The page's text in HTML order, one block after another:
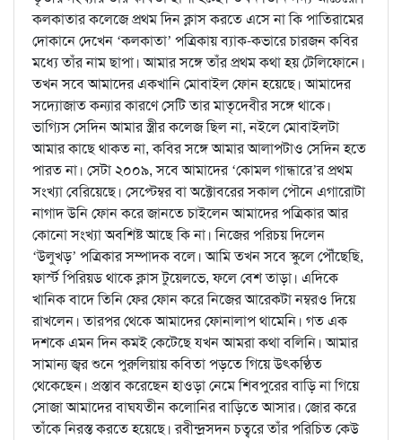
কলকাতার কলেজে প্রথম দিন ক্লাস করতে এসে না কি পাতিরামের
দোকানে দেখেন ‘কলকাতা’ পত্রিকায় ব্যাক-কভারে চারজন কবির
মধ্যে তাঁর নাম ছাপা। আমার সঙ্গে তাঁর প্রথম কথা হয় টেলিফোনে।
তখন সবে আমাদের একখানি মোবাইল ফোন হয়েছে। আমাদের
সদ্যোজাত কন্যার কারণে সেটি তার মাতৃদেবীর সঙ্গে থাকে।
ভাগ্যিস সেদিন আমার স্ত্রীর কলেজ ছিল না, নইলে মোবাইলটা
আমার কাছে থাকত না, কবির সঙ্গে আমার আলাপটাও সেদিন হতে
পারত না। সেটা ২০০৯, সবে আমাদের ‘কোমল গান্ধারে’র প্রথম
সংখ্যা বেরিয়েছে। সেপ্টেম্বর বা অক্টোবরের সকাল পৌনে এগারোটা
নাগাদ উনি ফোন করে জানতে চাইলেন আমাদের পত্রিকার আর
কোনো সংখ্যা অবশিষ্ট আছে কি না। নিজের পরিচয় দিলেন
‘উলুখড়’ পত্রিকার সম্পাদক বলে। আমি তখন সবে স্কুলে পৌঁছেছি,
ফার্স্ট পিরিয়ড থাকে ক্লাস টুয়েলভে, ফলে বেশ তাড়া। এদিকে
খানিক বাদে তিনি ফের ফোন করে নিজের আরেকটা নম্বরও দিয়ে
রাখলেন। তারপর থেকে আমাদের ফোনালাপ থামেনি। গত এক
দশকে এমন দিন কমই কেটেছে যখন আমরা কথা বলিনি। আমার
সামান্য জ্বর শুনে পুরুলিয়ায় কবিতা পড়তে গিয়ে উৎকণ্ঠিত
থেকেছেন। প্রস্তাব করেছেন হাওড়া নেমে শিবপুরের বাড়ি না গিয়ে
সোজা আমাদের বাঘযতীন কলোনির বাড়িতে আসার। জোর করে
তাঁকে নিরস্ত করতে হয়েছে। রবীন্দ্রসদন চত্বরে তাঁর পরিচিত কেউ